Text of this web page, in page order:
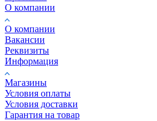
О компании
О компании
Вакансии
Реквизиты
Информация
Магазины
Условия оплаты
Условия доставки
Гарантия на товар